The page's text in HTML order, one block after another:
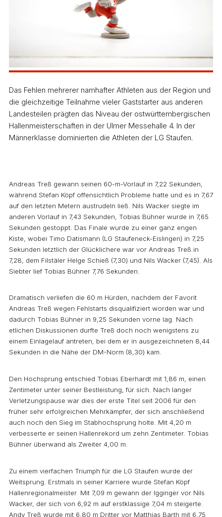
Das Fehlen mehrerer namhafter Athleten aus der Region und
die gleichzeitige Teilnahme vieler Gaststarter aus anderen
Landesteilen prägten das Niveau der ostwürttembergischen
Hallenmeisterschaften in der Ulmer Messehalle 4. In der
Männerklasse dominierten die Athleten der LG Staufen.
Andreas Treß gewann seinen 60-m-Vorlauf in 7,22 Sekunden,
während Stefan Köpf offensichtlich Probleme hatte und es in 7,67
auf den letzten Metern austrudeln ließ. Nils Wacker siegte im
anderen Vorlauf in 7,43 Sekunden, Tobias Bühner wurde in 7,65
Sekunden gestoppt. Das Finale wurde zu einer ganz engen
Kiste, wobei Timo Datismann (LG Staufeneck-Eislingen) in 7,25
Sekunden letztlich der Glücklichere war vor Andreas Treß in
7,28, dem Filstäler Helge Schieß (7,30) und Nils Wacker (7,45). Als
Siebter lief Tobias Bühner 7,76 Sekunden.
Dramatisch verliefen die 60 m Hürden, nachdem der Favorit
Andreas Treß wegen Fehlstarts disqualifiziert worden war und
dadurch Tobias Bühner in 9,25 Sekunden vorne lag. Nach
etlichen Diskussionen durfte Treß doch noch wenigstens zu
einem Einlagelauf antreten, bei dem er in ausgezeichneten 8,44
Sekunden in die Nähe der DM-Norm (8,30) kam.
Den Hochsprung entschied Tobias Eberhardt mit 1,86 m, einen
Zentimeter unter seiner Bestleistung, für sich. Nach langer
Verletzungspause war dies der erste Titel seit 2006 für den
früher sehr erfolgreichen Mehrkämpfer, der sich anschließend
auch noch den Sieg im Stabhochsprung holte. Mit 4,20 m
verbesserte er seinen Hallenrekord um zehn Zentimeter. Tobias
Bühner überwand als Zweiter 4,00 m.
Zu einem vierfachen Triumph für die LG Staufen wurde der
Weitsprung. Erstmals in seiner Karriere wurde Stefan Köpf
Hallenregionalmeister. Mit 7,09 m gewann der Igginger vor Nils
Wacker, der sich von 6,92 m auf erstklassige 7,04 m steigerte.
Andy Treß wurde mit 6,80 m Dritter vor Matthias Barth mit 6,75